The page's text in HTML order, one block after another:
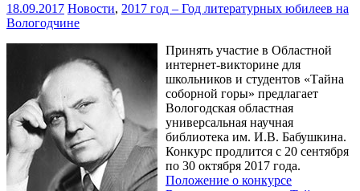
18.09.2017 Новости, 2017 год – Год литературных юбилеев на
Вологодчине
Принять участие в Областной
интернет-викторине для
школьников и студентов «Тайна
соборной горы» предлагает
Вологодская областная
универсальная научная
библиотека им. И.В. Бабушкина.
Конкурс продлится с 20 сентября
по 30 октября 2017 года.
Положение о конкурсе